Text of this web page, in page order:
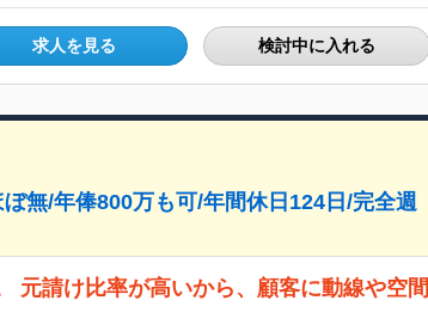
求人を見る 検討中に入れる
無/年俸800万も可/年間休日124日/完全週
元請け比率が高いから、顧客に動線や空間